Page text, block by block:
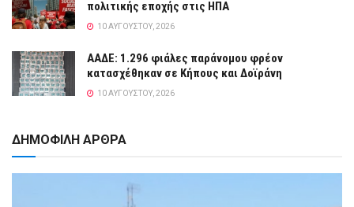
πολιτικής εποχής στις ΗΠΑ
10 ΑΥΓΟΎΣΤΟΥ, 2026
ΑΑΔΕ: 1.296 φιάλες παράνομου φρέον
κατασχέθηκαν σε Κήπους και Δοϊράνη
10 ΑΥΓΟΎΣΤΟΥ, 2026
ΔΗΜΟΦΙΛΗ ΑΡΘΡΑ